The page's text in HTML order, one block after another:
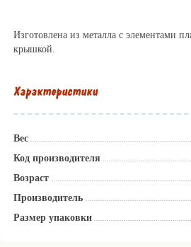
Изготовлена из металла с элементами
крышкой.
Характеристики
Вес
Код производителя
Возраст
Производитель
Размер упаковки